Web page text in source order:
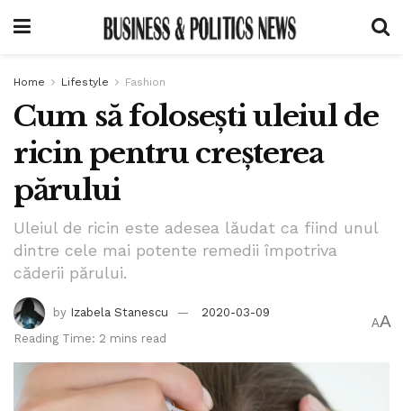
Home Lifestyle Fashion
Cum să folosești uleiul de
ricin pentru creșterea
părului
Uleiul de ricin este adesea lăudat ca fiind unul
dintre cele mai potente remedii împotriva
căderii părului.
by Izabela Stanescu
2020-03-09
Reading Time: 2 mins read
AA